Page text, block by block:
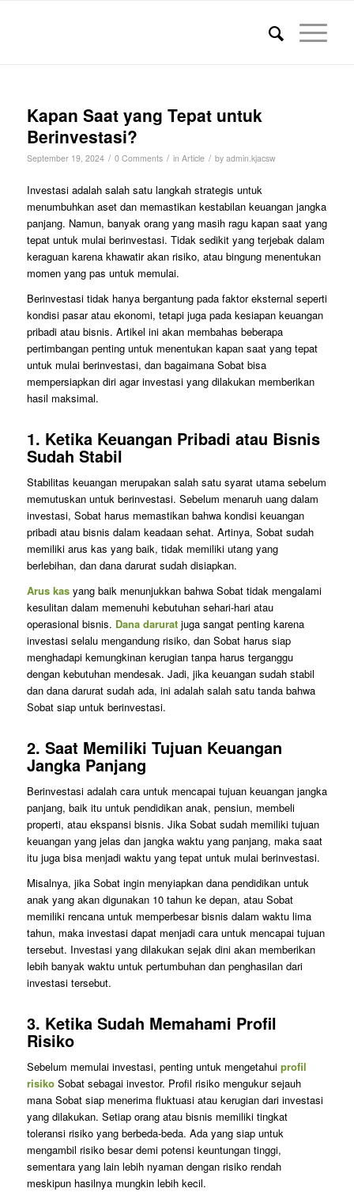
Kapan Saat yang Tepat untuk
Berinvestasi?
September 19, 2024 / 0 Comments / in Article / by admin.kjacsw
Investasi adalah salah satu langkah strategis untuk
menumbuhkan aset dan memastikan kestabilan keuangan jangka
panjang. Namun, banyak orang yang masih ragu kapan saat yang
tepat untuk mulai berinvestasi. Tidak sedikit yang terjebak dalam
keraguan karena khawatir akan risiko, atau bingung menentukan
momen yang pas untuk memulai.
Berinvestasi tidak hanya bergantung pada faktor eksternal seperti
kondisi pasar atau ekonomi, tetapi juga pada kesiapan keuangan
pribadi atau bisnis. Artikel ini akan membahas beberapa
pertimbangan penting untuk menentukan kapan saat yang tepat
untuk mulai berinvestasi, dan bagaimana Sobat bisa
mempersiapkan diri agar investasi yang dilakukan memberikan
hasil maksimal.
1. Ketika Keuangan Pribadi atau Bisnis
Sudah Stabil
Stabilitas keuangan merupakan salah satu syarat utama sebelum
memutuskan untuk berinvestasi. Sebelum menaruh uang dalam
investasi, Sobat harus memastikan bahwa kondisi keuangan
pribadi atau bisnis dalam keadaan sehat. Artinya, Sobat sudah
memiliki arus kas yang baik, tidak memiliki utang yang
berlebihan, dan dana darurat sudah disiapkan.
Arus kasyang baik menunjukkan bahwa Sobat tidak mengalami
kesulitan dalam memenuhi kebutuhan sehari-hari atau
operasional bisnis. Dana daruratjuga sangat penting karena
investasi selalu mengandung risiko, dan Sobat harus siap
menghadapi kemungkinan kerugian tanpa harus terganggu
dengan kebutuhan mendesak. Jadi, jika keuangan sudah stabil
dan dana darurat sudah ada, ini adalah salah satu tanda bahwa
Sobat siap untuk berinvestasi.
2. Saat Memiliki Tujuan Keuangan
Jangka Panjang
Berinvestasi adalah cara untuk mencapai tujuan keuangan jangka
panjang, baik itu untuk pendidikan anak, pensiun, membeli
properti, atau ekspansi bisnis. Jika Sobat sudah memiliki tujuan
keuangan yang jelas dan jangka waktu yang panjang, maka saat
itu juga bisa menjadi waktu yang tepat untuk mulai berinvestasi.
Misalnya, jika Sobat ingin menyiapkan dana pendidikan untuk
anak yang akan digunakan 10 tahun ke depan, atau Sobat
memiliki rencana untuk memperbesar bisnis dalam waktu lima
tahun, maka investasi dapat menjadi cara untuk mencapai tujuan
tersebut. Investasi yang dilakukan sejak dini akan memberikan
lebih banyak waktu untuk pertumbuhan dan penghasilan dari
investasi tersebut.
3. Ketika Sudah Memahami Profil
Risiko
Sebelum memulai investasi, penting untuk mengetahui profil
risikoSobat sebagai investor. Profil risiko mengukur sejauh
mana Sobat siap menerima fluktuasi atau kerugian dari investasi
yang dilakukan. Setiap orang atau bisnis memiliki tingkat
toleransi risiko yang berbeda-beda. Ada yang siap untuk
mengambil risiko besar demi potensi keuntungan tinggi,
sementara yang lain lebih nyaman dengan risiko rendah
meskipun hasilnya mungkin lebih kecil.